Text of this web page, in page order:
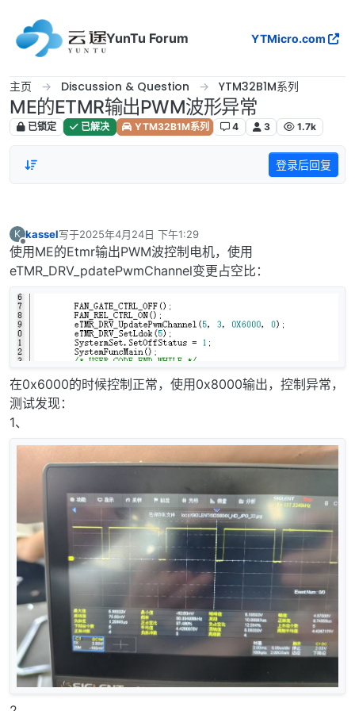
YunTu Forum
YTMicro.com
主页 Discussion & Question YTM32B1M系列
ME的ETMR输出PWM波形异常
已锁定 已解决 YTM32B1M系列 4 3 1.7k
登录后回复
K
离线
kassel写于2025年4月24日 下午1:29
最后由 编辑
使用ME的Etmr输出PWM波控制电机，使用
eTMR_DRV_pdatePwmChannel变更占空比：
在0x6000的时候控制正常，使用0x8000输出，控制异常，
测试发现：
1、